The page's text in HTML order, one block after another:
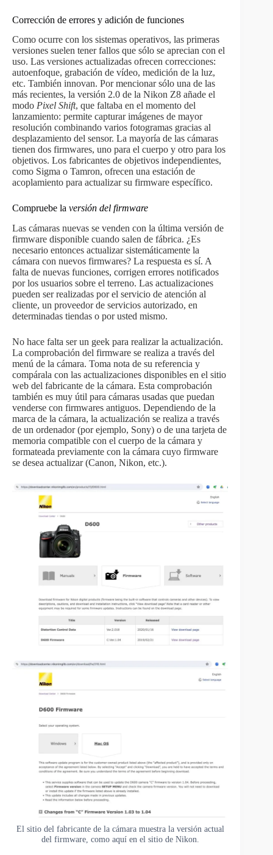
Corrección de errores y adición de funciones
Como ocurre con los sistemas operativos, las primeras
versiones suelen tener fallos que sólo se aprecian con el
uso. Las versiones actualizadas ofrecen correcciones:
autoenfoque, grabación de vídeo, medición de la luz,
etc. También innovan. Por mencionar sólo una de las
más recientes, la versión 2.0 de la Nikon Z8 añade el
modo Pixel Shift, que faltaba en el momento del
lanzamiento: permite capturar imágenes de mayor
resolución combinando varios fotogramas gracias al
desplazamiento del sensor. La mayoría de las cámaras
tienen dos firmwares, uno para el cuerpo y otro para los
objetivos. Los fabricantes de objetivos independientes,
como Sigma o Tamron, ofrecen una estación de
acoplamiento para actualizar su firmware específico.
Compruebe la versión del firmware
Las cámaras nuevas se venden con la última versión de
firmware disponible cuando salen de fábrica. ¿Es
necesario entonces actualizar sistemáticamente la
cámara con nuevos firmwares? La respuesta es sí. A
falta de nuevas funciones, corrigen errores notificados
por los usuarios sobre el terreno. Las actualizaciones
pueden ser realizadas por el servicio de atención al
cliente, un proveedor de servicios autorizado, en
determinadas tiendas o por usted mismo.
No hace falta ser un geek para realizar la actualización.
La comprobación del firmware se realiza a través del
menú de la cámara. Toma nota de su referencia y
compárala con las actualizaciones disponibles en el sitio
web del fabricante de la cámara. Esta comprobación
también es muy útil para cámaras usadas que puedan
venderse con firmwares antiguos. Dependiendo de la
marca de la cámara, la actualización se realiza a través
de un ordenador (por ejemplo, Sony) o de una tarjeta de
memoria compatible con el cuerpo de la cámara y
formateada previamente con la cámara cuyo firmware
se desea actualizar (Canon, Nikon, etc.).
El sitio del fabricante de la cámara muestra la versión actual
del firmware, como aquí en el sitio de Nikon.